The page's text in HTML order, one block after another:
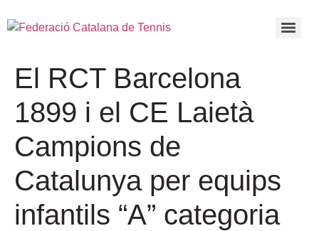
El RCT Barcelona
1899 i el CE Laietà
Campions de
Catalunya per equips
infantils “A” categoria